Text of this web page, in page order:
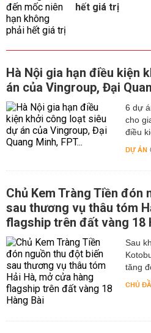
hết giá trị
Hà Nội gia hạn điều kiện
án của Vingroup, Đại
6 dự
cho
điều
DỰ ÁN
Chủ Kem Tràng Tiền đón
sau thương vụ thâu tóm
flagship trên đất vàng 18
Sau
tăng
CHỦ